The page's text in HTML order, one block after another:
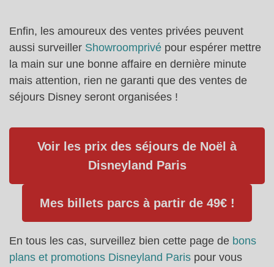
Enfin, les amoureux des ventes privées peuvent
aussi surveiller Showroomprivé pour espérer mettre
la main sur une bonne affaire en dernière minute
mais attention, rien ne garanti que des ventes de
séjours Disney seront organisées !
Voir les prix des séjours de Noël à
Disneyland Paris
Mes billets parcs à partir de 49€ !
En tous les cas, surveillez bien cette page de bons
plans et promotions Disneyland Paris pour vous